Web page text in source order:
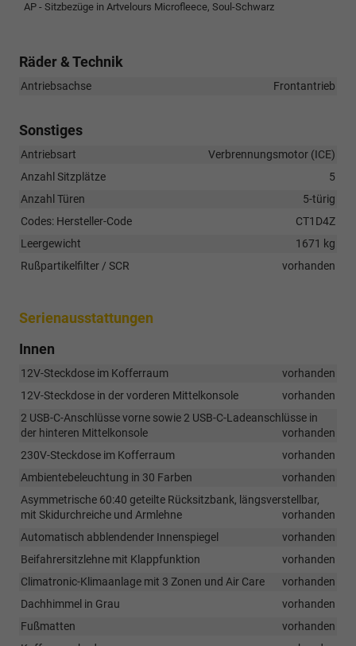
AP - Sitzbezüge in Artvelours Microfleece, Soul-Schwarz
Räder & Technik
Antriebsachse Frontantrieb
Sonstiges
Antriebsart
Verbrennungsmotor (ICE)
Anzahl Sitzplätze
5
Anzahl Türen
5-türig
Codes: Hersteller-Code
CT1D4Z
Leergewicht
1671 kg
Rußpartikelfilter / SCR
vorhanden
Serienausstattungen
Innen
12V-Steckdose im Kofferraum
vorhanden
12V-Steckdose in der vorderen Mittelkonsole
vorhanden
2 USB-C-Anschlüsse vorne sowie 2 USB-C-Ladeanschlüsse in
der hinteren Mittelkonsole
vorhanden
230V-Steckdose im Kofferraum
vorhanden
Ambientebeleuchtung in 30 Farben
vorhanden
Asymmetrische 60:40 geteilte Rücksitzbank, längsverstellbar,
mit Skidurchreiche und Armlehne
vorhanden
Automatisch abblendender Innenspiegel
vorhanden
Beifahrersitzlehne mit Klappfunktion
vorhanden
Climatronic-Klimaanlage mit 3 Zonen und Air Care
vorhanden
Dachhimmel in Grau
vorhanden
Fußmatten
vorhanden